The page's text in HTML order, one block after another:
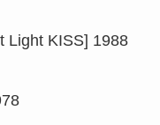
Light KISS] 1988